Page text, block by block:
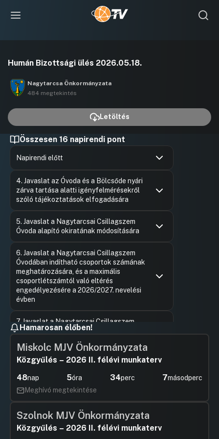
Humán Bizottsági ülés 2026.05.18.
Nagytarcsa Önkormányzata
484 megtekintés
Letöltés
Összesen 16 napirendi pont
Napirendi előtt
Hozzászólások
4. Javaslat az Óvoda és a Bölcsőde nyári
zárva tartása alatti igényfelmérésekről
szóló tájékoztatások elfogadására
5. Javaslat a Nagytarcsai Csillagszem
Óvoda alapító okiratának módosítására
6. Javaslat a Nagytarcsai Csillagszem
Óvodában indítható csoportok számának
meghatározására, és a maximális
csoportlétszámtól való eltérés
engedélyezésére a 2026/2027. nevelési
évben
7. Javaslat a Nagytarcsai Csillagszem
Óvoda 2026/2027. nevelési évre
vonatkozó pedagógus-továbbképzési
intézményi programjának megismerésére
Hozzászólások
Óvoda álláshelyei számának
megemelésére, pedagógiai asszisztensi
álláshely létesítésére
HozzászólásokUgrás a napirendi pontra
1. Javaslat a közösségi együttélés helyi
szabályairól, és azok elmulasztása
Hamarosan élőben!
Miskolc MJV Önkormányzata
Közgyűlés – 2026 II. félévi munkaterv
48nap 5óra 34perc 7másodperc
Meghívó megtekintése
Szolnok MJV Önkormányzata
Közgyűlés – 2026 II. félévi munkaterv